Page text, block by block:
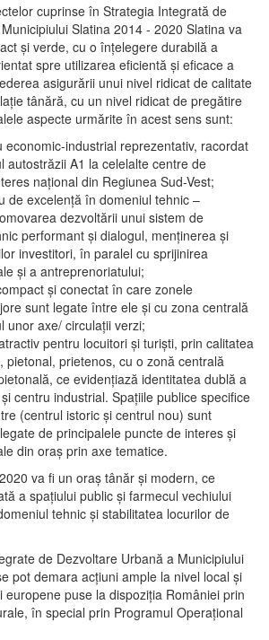
cuprinse în Strategia Integrată de
Slatina 2014 - 2020 Slatina va
şi verde, cu o înţelegere durabilă a
spre utilizarea eficientă şi eficace a
asigurării unui nivel ridicat de calitate
tânără, cu un nivel ridicat de pregătire
aspecte urmărite în acest sens sunt:
economic-industrial reprezentativ, racordat
autostrăzii A1 la celelalte centre de
naţional din Regiunea Sud-Vest;
de excelenţă în domeniul tehnic –
dezvoltării unui sistem de
performant şi dialogul, menţinerea şi
investitori, în paralel cu sprijinirea
şi a antreprenoriatului;
şi conectat în care zonele
sunt legate între ele şi cu zona centrală
unor axe/ circulații verzi;
pentru locuitori şi turişti, prin calitatea
pietonal, prietenos, cu o zonă centrală
ce evidenţiază identitatea dublă a
centru industrial. Spaţiile publice specifice
(centrul istoric şi centrul nou) sunt
de principalele puncte de interes şi
din oraş prin axe tematice.
va fi un oraş tânăr şi modern, ce
a spaţiului public şi farmecul vechiului
tehnic şi stabilitatea locurilor de
de Dezvoltare Urbană a Municipiului
pot demara acţiuni ample la nivel local şi
europene puse la dispoziţia României prin
în special prin Programul Operațional